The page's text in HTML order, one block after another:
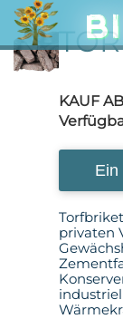
KAUF
Ein
privaten